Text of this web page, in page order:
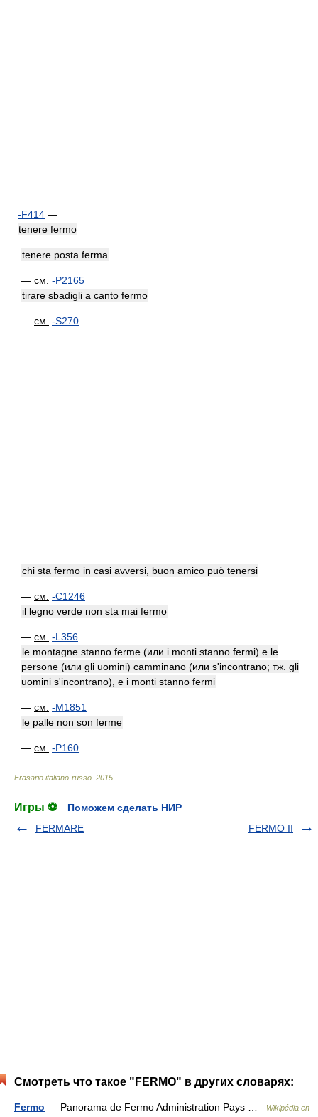
-F414 —
tenere fermo
tenere posta ferma
— см. -P2165
tirare sbadigli a canto fermo
— см. -S270
chi sta fermo in casi avversi, buon amico può tenersi
— см. -C1246
il legno verde non sta mai fermo
— см. -L356
le montagne stanno ferme (или i monti stanno fermi) e le
persone (или gli uomini) camminano (или s'incontrano; тж. gli
uomini s'incontrano), e i monti stanno fermi
— см. -M1851
le palle non son ferme
— см. -P160
Frasario italiano-russo 2015
Игры ⚽
Поможем сделать НИР
FERMARE
FERMO II
Смотреть что такое "FERMO" в других словарях:
Fermo — Panorama de Fermo Administration Pays …
Wikipédia en